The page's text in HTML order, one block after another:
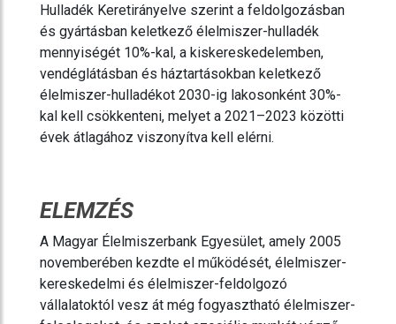
Hulladék Keretirányelve szerint a feldolgozásban
és gyártásban keletkező élelmiszer-hulladék
mennyiségét 10%-kal, a kiskereskedelemben,
vendéglátásban és háztartásokban keletkező
élelmiszer-hulladékot 2030-ig lakosonként 30%-
kal kell csökkenteni, melyet a 2021–2023 közötti
évek átlagához viszonyítva kell elérni.
ELEMZÉS
A Magyar Élelmiszerbank Egyesület, amely 2005
novemberében kezdte el működését, élelmiszer-
kereskedelmi és élelmiszer-feldolgozó
vállalatoktól vesz át még fogyasztható élelmiszer-